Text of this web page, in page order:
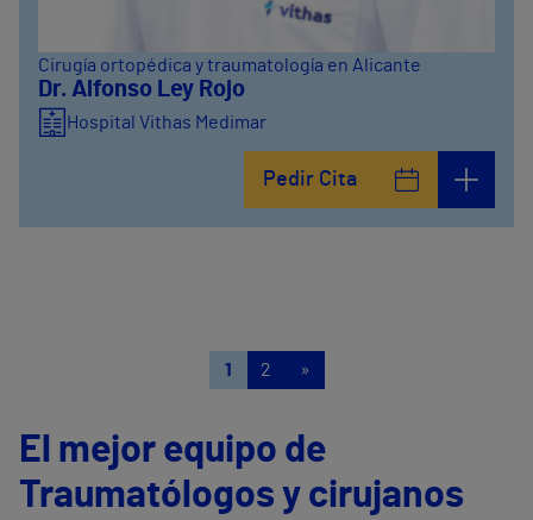
Cirugía ortopédica y traumatología en Alicante
Dr. Alfonso Ley Rojo
Hospital Vithas Medimar
Pedir Cita
1 2 »
El mejor equipo de
Traumatólogos y cirujanos